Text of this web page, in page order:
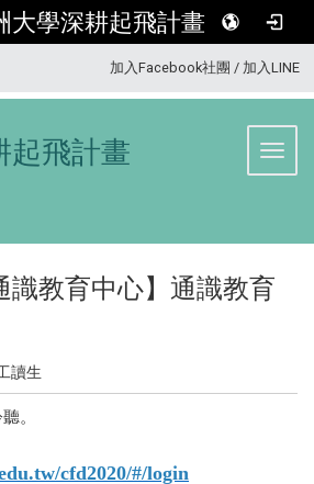
大學深耕起飛計畫
加入Facebook社團 / 加入LINE
起飛計畫
識教育中心】 通識教育
讀生
。
cfd2020/#/login